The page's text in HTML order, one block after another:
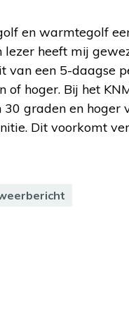
en warmtegolf
heeft mij
van een 5-daagse
hoger. Bij het
graden en hoger
Dit voorkomt